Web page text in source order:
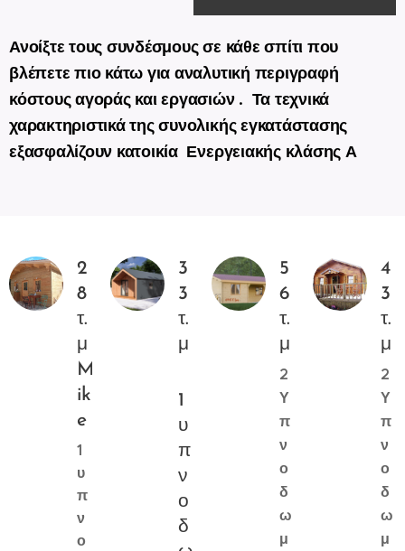
Ανοίξτε τους συνδέσμους σε κάθε σπίτι που
βλέπετε πιο κάτω για αναλυτική περιγραφή
κόστους αγοράς και εργασιών . Τα τεχνικά
χαρακτηριστικά της συνολικής εγκατάστασης
εξασφαλίζουν κατοικία Ενεργειακής κλάσης Α
2
8
τ.
μ
M
ik
e
1
υ
π
ν
ο
3
3
τ.
μ
1
υ
π
ν
ο
δ
5
6
τ.
μ
2
Υ
π
ν
ο
δ
ω
μ
4
3
τ.
μ
2
Υ
π
ν
ο
δ
ω
μ